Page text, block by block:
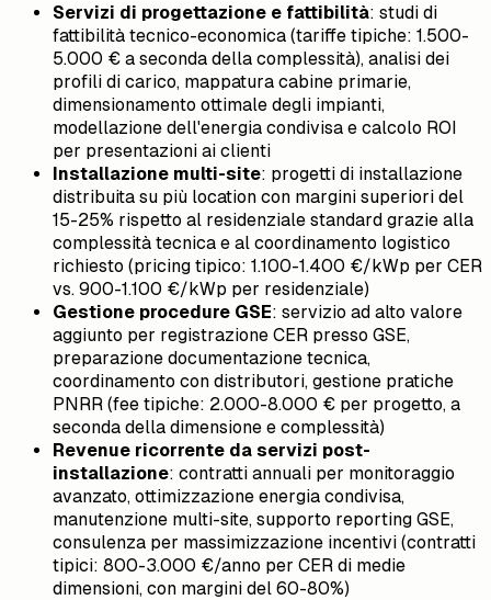
Servizi di progettazione e fattibilità: studi di
fattibilità tecnico-economica (tariffe tipiche: 1.500-
5.000 € a seconda della complessità), analisi dei
profili di carico, mappatura cabine primarie,
dimensionamento ottimale degli impianti,
modellazione dell'energia condivisa e calcolo ROI
per presentazioni ai clienti
Installazione multi-site: progetti di installazione
distribuita su più location con margini superiori del
15-25% rispetto al residenziale standard grazie alla
complessità tecnica e al coordinamento logistico
richiesto (pricing tipico: 1.100-1.400 €/kWp per CER
vs. 900-1.100 €/kWp per residenziale)
Gestione procedure GSE: servizio ad alto valore
aggiunto per registrazione CER presso GSE,
preparazione documentazione tecnica,
coordinamento con distributori, gestione pratiche
PNRR (fee tipiche: 2.000-8.000 € per progetto, a
seconda della dimensione e complessità)
Revenue ricorrente da servizi post-
installazione: contratti annuali per monitoraggio
avanzato, ottimizzazione energia condivisa,
manutenzione multi-site, supporto reporting GSE,
consulenza per massimizzazione incentivi (contratti
tipici: 800-3.000 €/anno per CER di medie
dimensioni, con margini del 60-80%)